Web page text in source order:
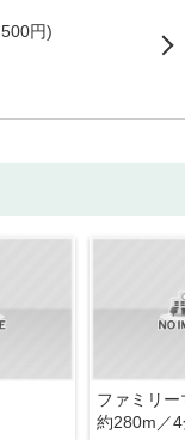
円)
約280m／